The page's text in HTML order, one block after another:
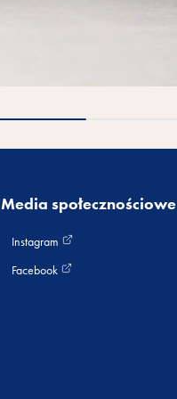
Media społecznościowe
Instagram
Facebook